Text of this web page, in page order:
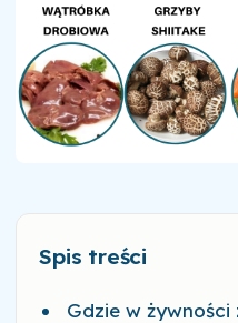
Spis treści
Gdzie w